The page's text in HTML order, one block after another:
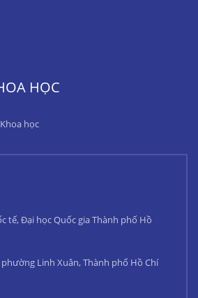
HỌC
học
tế, Đại học Quốc gia Thành phố Hồ
Linh Xuân, Thành phố Hồ Chí